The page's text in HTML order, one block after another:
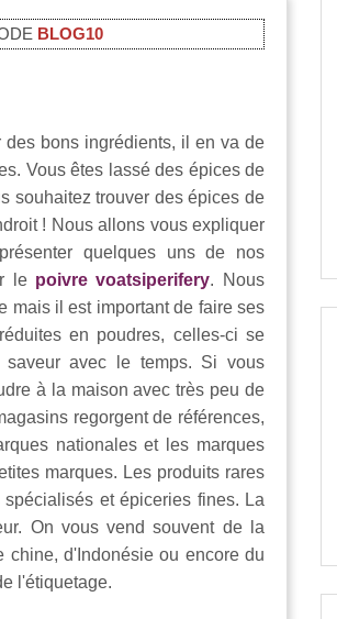
BLOG10
bons ingrédients, il en va de
Vous êtes lassé des épices de
souhaitez trouver des épices de
! Nous allons vous expliquer
quelques uns de nos
le poivre voatsiperifery. Nous
mais il est important de faire ses
en poudres, celles-ci se
saveur avec le temps. Si vous
à la maison avec très peu de
regorgent de références,
nationales et les marques
marques. Les produits rares
et épiceries fines. La
On vous vend souvent de la
d'Indonésie ou encore du
l'étiquetage.